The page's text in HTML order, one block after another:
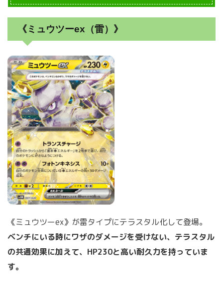
《ミュウツーex（雷）》
《ミュウツーex》が雷タイプにテラスタル化して登場。
ベンチにいる時にワザのダメージを受けない、テラスタル
の共通効果に加えて、HP230と高い耐久力を持っていま
す。